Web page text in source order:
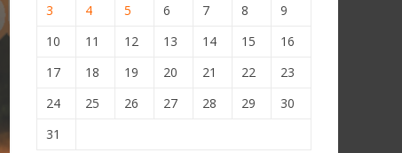
3
4 5 6 7 8
9
10
11 12 13 14 15
16
17
18 19 20 21 22
23
24
25 26 27 28 29
30
31